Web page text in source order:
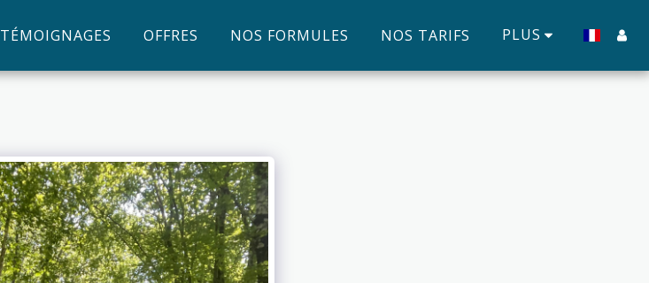
TÉMOIGNAGES OFFRES NOS FORMULES NOS TARIFS PLUS